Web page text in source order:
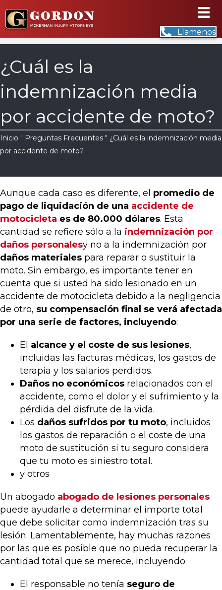
Llamenos
¿Cuál es la
indemnización media
por accidente de moto?
Inicio " Preguntas Frecuentes " ¿Cuál es la indemnización media
por accidente de moto?
Aunque cada caso es diferente, el promedio de
pago de liquidación de una accidente de
motocicleta es de 80.000 dólares. Esta
cantidad se refiere sólo a la indemnización por
daños personalesy no a la indemnización por
daños materiales para reparar o sustituir la
moto. Sin embargo, es importante tener en
cuenta que si usted ha sido lesionado en un
accidente de motocicleta debido a la negligencia
de otro, su compensación final se verá afectada
por una serie de factores, incluyendo:
El alcance y el coste de sus lesiones,
incluidas las facturas médicas, los gastos de
terapia y los salarios perdidos.
Daños no económicos relacionados con el
accidente, como el dolor y el sufrimiento y la
pérdida del disfrute de la vida.
Los daños sufridos por tu moto, incluidos
los gastos de reparación o el coste de una
moto de sustitución si tu seguro considera
que tu moto es siniestro total.
y otros
Un abogado abogado de lesiones personales
puede ayudarle a determinar el importe total
que debe solicitar como indemnización tras su
lesión. Lamentablemente, hay muchas razones
por las que es posible que no pueda recuperar la
cantidad total que se merece, incluyendo
El responsable no tenía seguro de